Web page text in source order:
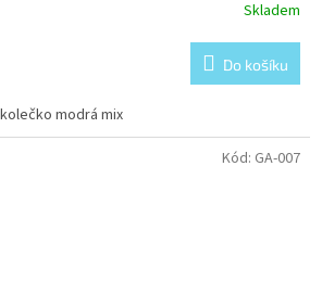
Skladem
Do košíku
kolečko modrá mix
Kód: GA-007